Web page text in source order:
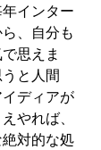
インター
、自分も
思えま
と人間
ディアが
やれば、
対的な処